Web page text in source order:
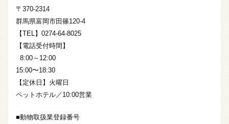
〒370-2314
群馬県富岡市田篠120-4
【TEL】0274-64-8025
【電話受付時間】
8:00～12:00
15:00〜18:30
【定休日】火曜日
ペットホテル／10:00営業
■動物取扱業登録番号